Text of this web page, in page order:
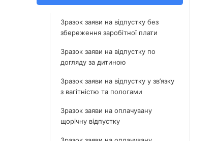
Зразок заяви на відпустку без
збереження заробітної плати
Зразок заяви на відпустку по
догляду за дитиною
Зразок заяви на відпустку у зв’язку
з вагітністю та пологами
Зразок заяви на оплачувану
щорічну відпустку